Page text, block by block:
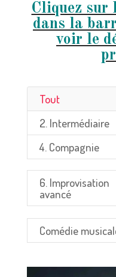
Cliquez sur
dans la
voir le
Tout
2. Intermédiaire
4. Compagnie
6. Improvisation
avancé
Comédie